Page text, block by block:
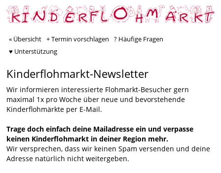
« Übersicht + Termin vorschlagen
? Häufige Fragen
♥ Unterstützung
Kinderflohmarkt-Newsletter
Wir informieren interessierte Flohmarkt-Besucher gern
maximal 1x pro Woche über neue und bevorstehende
Kinderflohmärkte per E-Mail.
Trage doch einfach deine Mailadresse ein und verpasse
keinen Kinderflohmarkt in deiner Region mehr.
Wir versprechen, dass wir keinen Spam versenden und deine
Adresse natürlich nicht weitergeben.